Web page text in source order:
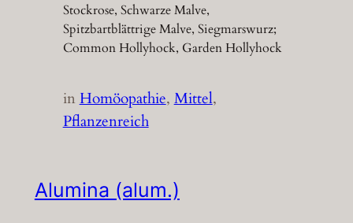
Stockrose, Schwarze Malve,
Spitzbartblättrige Malve, Siegmarswurz;
Common Hollyhock, Garden Hollyhock
inHomöopathie, Mittel
Pflanzenreich
Alumina (alum.)